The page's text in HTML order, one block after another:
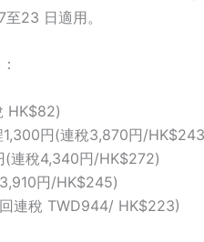
23 日適用。
HK$82)
1,300円(連稅3,870円/
(連稅4,340円/HK$272)
円/HK$245)
連稅 TWD944/ HK$223)